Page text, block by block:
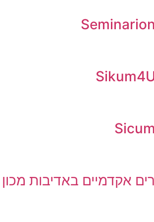
אקדמיים באדיבות מכון